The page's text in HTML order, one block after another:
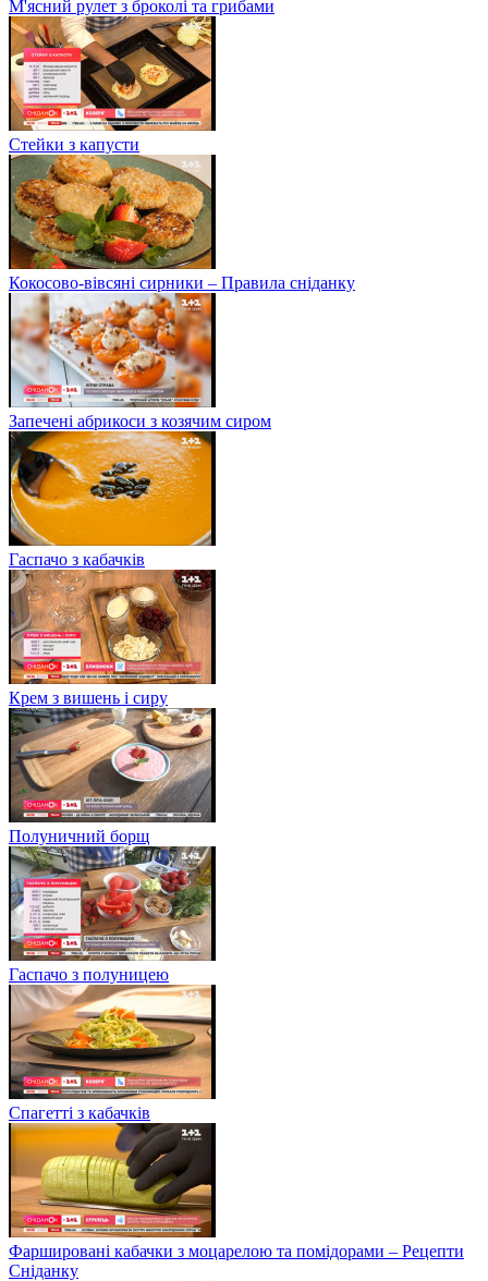
М'ясний рулет з броколі та грибами
Стейки з капусти
Кокосово-вівсяні сирники – Правила сніданку
Запечені абрикоси з козячим сиром
Гаспачо з кабачків
Крем з вишень і сиру
Полуничний борщ
Гаспачо з полуницею
Спагетті з кабачків
Фаршировані кабачки з моцарелою та помідорами – Рецепти
Сніданку